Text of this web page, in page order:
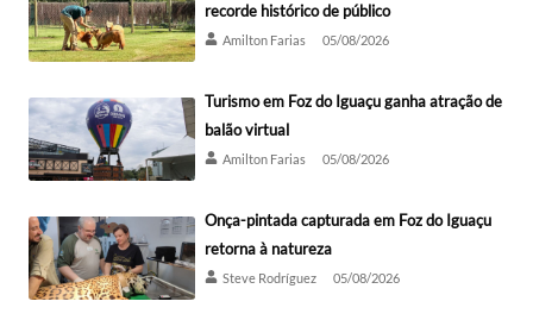
recorde histórico de público
Amilton Farias 05/08/2026
Turismo em Foz do Iguaçu ganha atração de
balão virtual
Amilton Farias 05/08/2026
Onça-pintada capturada em Foz do Iguaçu
retorna à natureza
Steve Rodríguez 05/08/2026